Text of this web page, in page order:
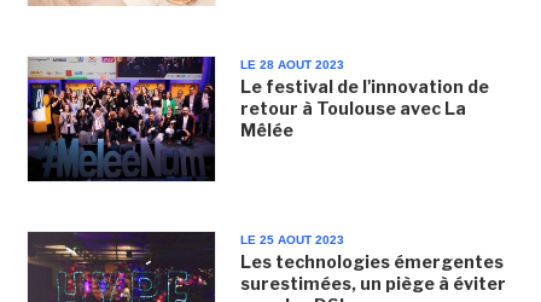
LE 28 AOUT 2023
Le festival de l'innovation de
retour à Toulouse avec La
Mêlée
LE 25 AOUT 2023
Les technologies émergentes
surestimées, un piège à éviter